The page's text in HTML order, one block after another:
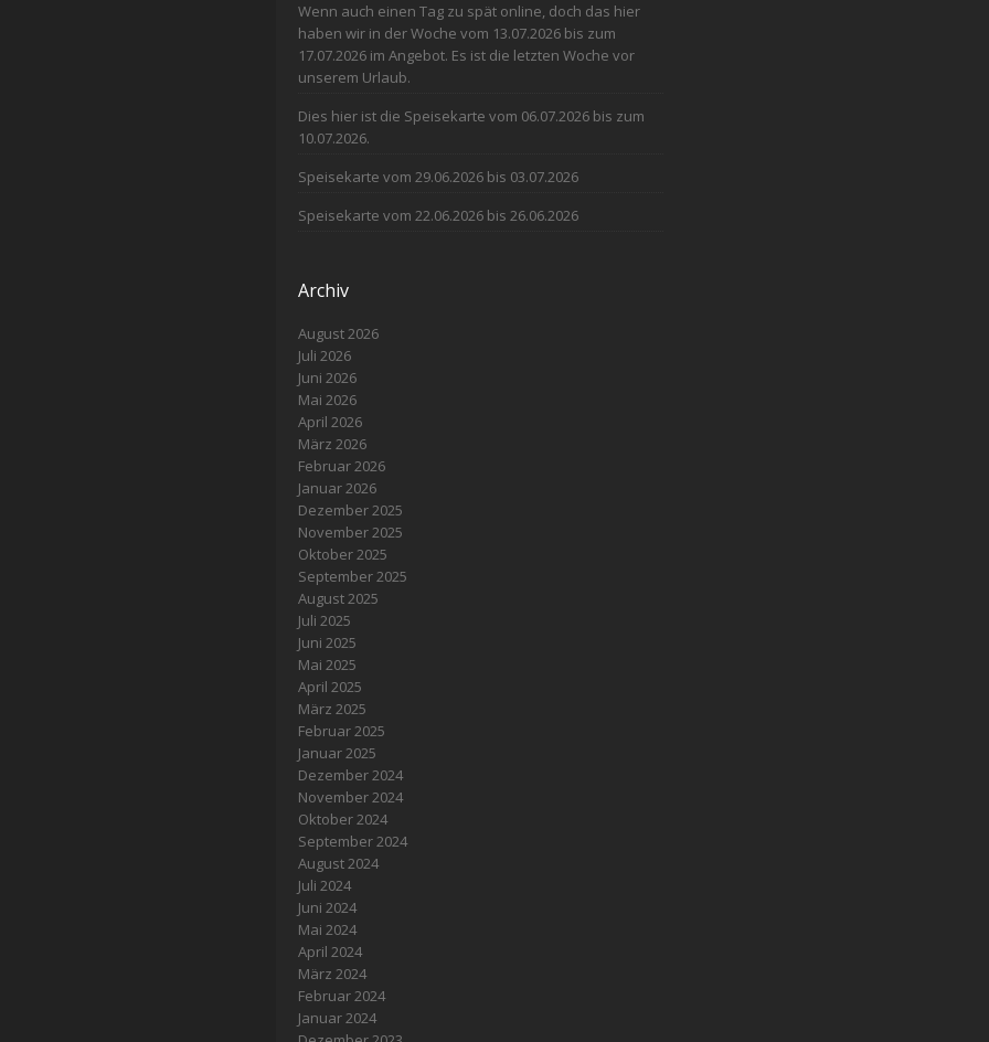
Wenn auch einen Tag zu spät online, doch das hier
haben wir in der Woche vom 13.07.2026 bis zum
17.07.2026 im Angebot. Es ist die letzten Woche vor
unserem Urlaub.
Dies hier ist die Speisekarte vom 06.07.2026 bis zum
10.07.2026.
Speisekarte vom 29.06.2026 bis 03.07.2026
Speisekarte vom 22.06.2026 bis 26.06.2026
Archiv
August 2026
Juli 2026
Juni 2026
Mai 2026
April 2026
März 2026
Februar 2026
Januar 2026
Dezember 2025
November 2025
Oktober 2025
September 2025
August 2025
Juli 2025
Juni 2025
Mai 2025
April 2025
März 2025
Februar 2025
Januar 2025
Dezember 2024
November 2024
Oktober 2024
September 2024
August 2024
Juli 2024
Juni 2024
Mai 2024
April 2024
März 2024
Februar 2024
Januar 2024